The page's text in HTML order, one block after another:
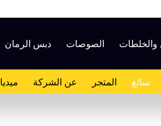
والخلطات الصوصات دبس الرمان
سائغ المتجر عن الشركة ميديا